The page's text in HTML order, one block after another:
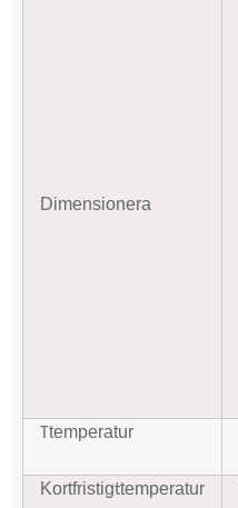
Dimensionera
temperatur
Kortfristigttemperatur